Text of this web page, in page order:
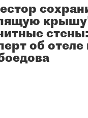
стены:
об отеле